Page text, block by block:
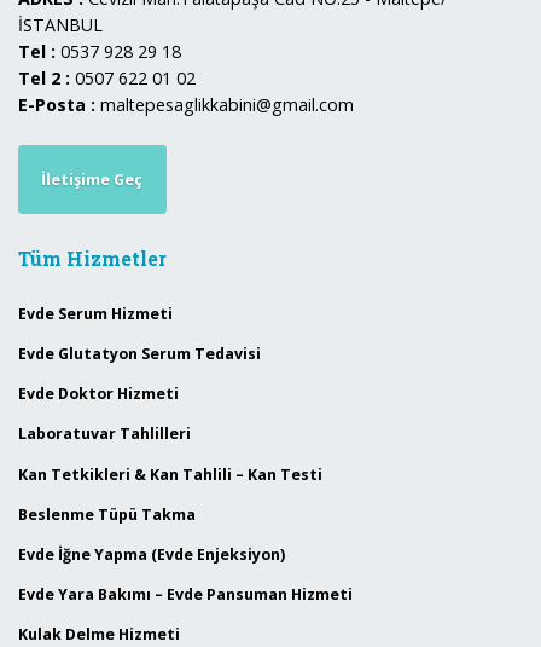
İSTANBUL
Tel : 0537 928 29 18
Tel 2 : 0507 622 01 02
E-Posta : maltepesaglikkabini@gmail.com
İletişime Geç
Tüm Hizmetler
Evde Serum Hizmeti
Evde Glutatyon Serum Tedavisi
Evde Doktor Hizmeti
Laboratuvar Tahlilleri
Kan Tetkikleri & Kan Tahlili – Kan Testi
Beslenme Tüpü Takma
Evde İğne Yapma (Evde Enjeksiyon)
Evde Yara Bakımı – Evde Pansuman Hizmeti
Kulak Delme Hizmeti